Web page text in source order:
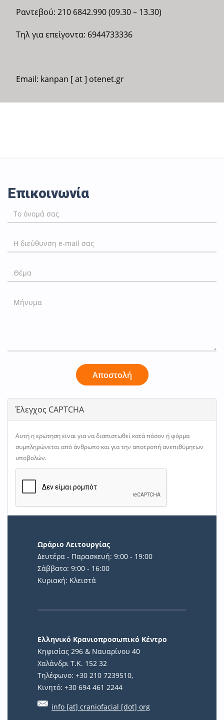
Ραντεβού: 210 6842.990 (09.30 – 13.30)
Τηλ για επείγοντα: 6944733336
Email: kanpan [ at ] otenet.gr
Επικοινωνία
Αποστολή
Έλεγχος CAPTCHA
Αυτή η ερώτηση είναι για να διαπιστωθεί κατά πόσον ή φόρμα
συμπληρώνεται από άνθρωπο και για την αποτροπή ανεπιθύμητων
υποβολών.
Ωράριο Λειτουργίας
Δευτέρα - Παρασκευή: 9:00 - 19:00
Σάββατο: 9:00 - 16:00
Κυριακή: Κλειστά
Ελληνικό Κρανιοπροσωπικό Κέντρο
Κηφισίας 296 & Ναυαρίνου 40
Χαλάνδρι Τ.Κ. 152 32
Τηλέφωνο: +30 210 7239510,
Κινητό: +30 694 461 2244
info [at] craniofacial [dot] org